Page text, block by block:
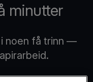
minutter
noen få trinn —